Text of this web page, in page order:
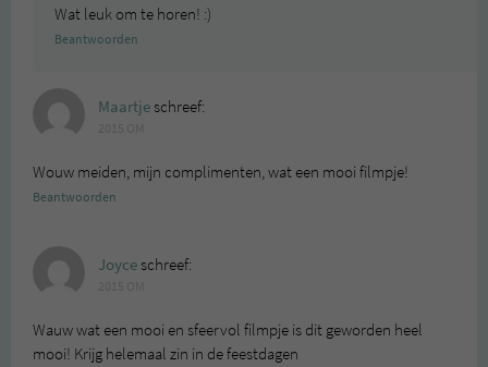
Wat leuk om te horen! :)
Beantwoorden
Maartjeschreef:
Wouw meiden, mijn complimenten, wat een mooi filmpje!
Beantwoorden
Joyceschreef:
Wauw wat een mooi en sfeervol filmpje is dit geworden heel
mooi! Krijg helemaal zin in de feestdagen